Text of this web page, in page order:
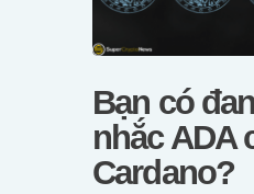
Bạn có
nhắc ADA
Cardano?